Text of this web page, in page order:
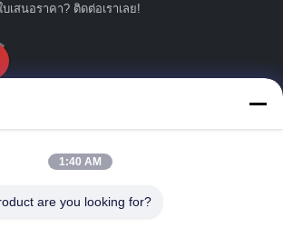
เสนอราคา? ติดต่อเราเลย!
1:40 AM
are you looking for?